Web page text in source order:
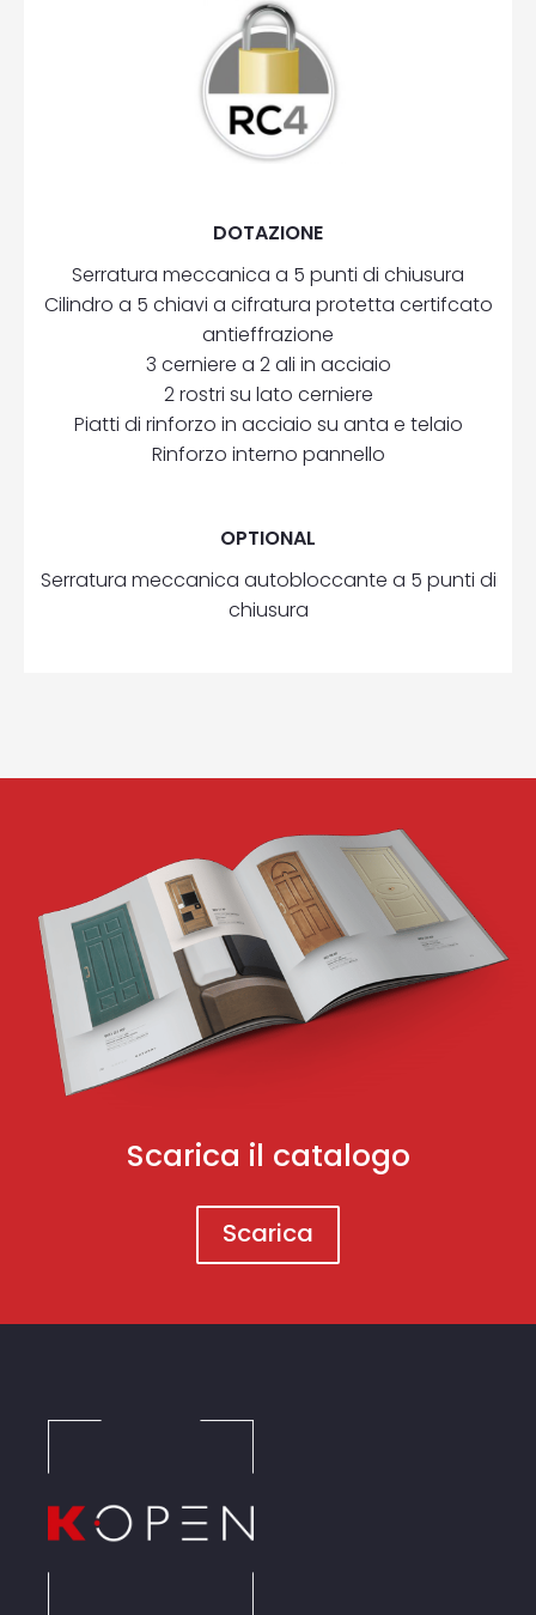
DOTAZIONE
Serratura meccanica a 5 punti di chiusura
Cilindro a 5 chiavi a cifratura protetta certifcato
antieffrazione
3 cerniere a 2 ali in acciaio
2 rostri su lato cerniere
Piatti di rinforzo in acciaio su anta e telaio
Rinforzo interno pannello
OPTIONAL
Serratura meccanica autobloccante a 5 punti di
chiusura
Scarica il catalogo
Scarica